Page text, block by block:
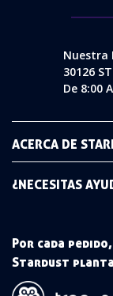
Nuestra
30126
De 8:00
ACERCA DE
¿NECESITAS
Por cada pedido,
Stardust